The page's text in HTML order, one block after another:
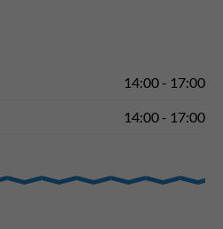
14:00 - 17:00
14:00 - 17:00